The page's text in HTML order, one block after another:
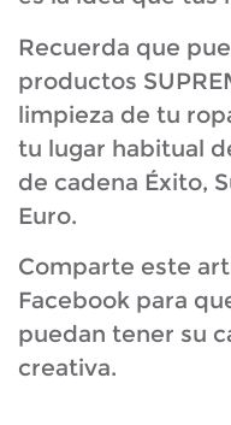
Recuerda que
productos
limpieza de tu
tu lugar habitual
de cadena Éxito,
Euro.
Comparte este
Facebook para
puedan tener su
creativa.